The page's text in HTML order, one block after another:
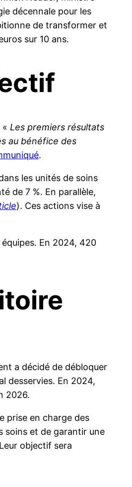
décennale pour les
de transformer et
sur 10 ans.
Les premiers résultats
au bénéfice des
.
les unités de soins
de 7 %. En parallèle,
). Ces actions vise à
En 2024, 420
a décidé de débloquer
desservies. En 2024,
2026.
prise en charge des
soins et de garantir une
objectif sera